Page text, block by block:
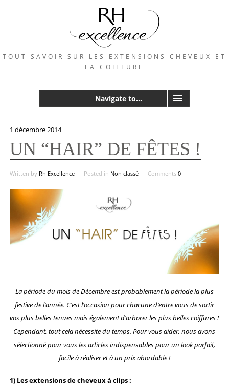
TOUT SAVOIR SUR LES EXTENSIONS CHEVEUX ET
LA COIFFURE
Navigate to...
1 décembre 2014
UN “HAIR” DE FÊTES !
Written by Rh Excellence Posted in Non classé Comments 0
La période du mois de Décembre est probablement la période la plus
festive de l’année. C’est l’occasion pour chacune d’entre vous de sortir
vos plus belles tenues mais également d’arborer les plus belles coiffures !
Cependant, tout cela nécessite du temps. Pour vous aider, nous avons
sélectionné pour vous les articles indispensables pour un look parfait,
facile à réaliser et à un prix abordable !
1) Les extensions de cheveux à clips :